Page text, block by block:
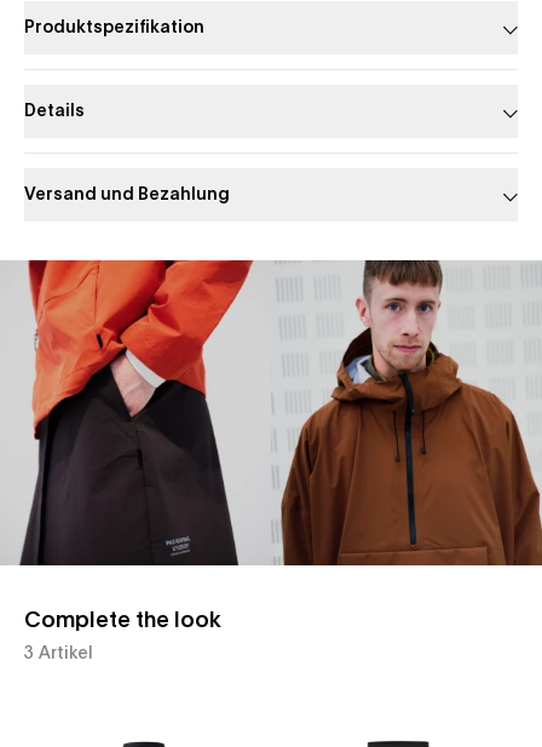
Produktspezifikation
Details
Versand und Bezahlung
Slide 1 of 1
Complete the look
3 Artikel